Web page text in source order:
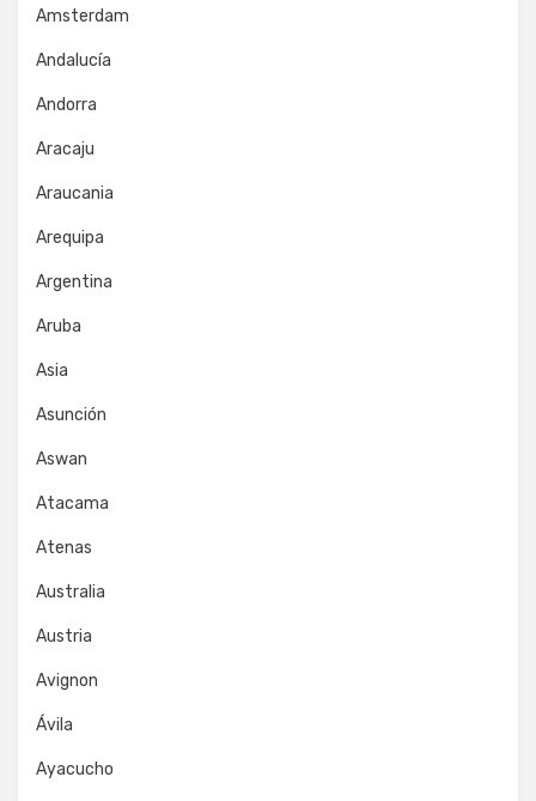
Amsterdam
Andalucía
Andorra
Aracaju
Araucania
Arequipa
Argentina
Aruba
Asia
Asunción
Aswan
Atacama
Atenas
Australia
Austria
Avignon
Ávila
Ayacucho